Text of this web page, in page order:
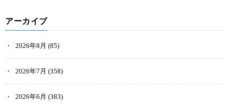
アーカイブ
2026年8月 (85)
2026年7月 (358)
2026年6月 (383)